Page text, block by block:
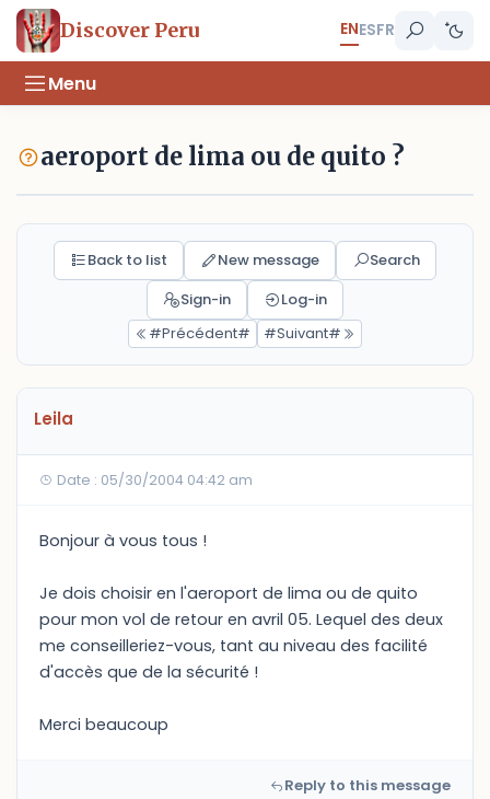
Discover Peru ENESFR
Menu
aeroport de lima ou de quito ?
Back to list New message
Search
Sign-in
Log-in
#Précédent#
#Suivant#
Leila
Date : 05/30/2004 04:42 am
Bonjour à vous tous !
Je dois choisir en l'aeroport de lima ou de quito
pour mon vol de retour en avril 05. Lequel des deux
me conseilleriez-vous, tant au niveau des facilité
d'accès que de la sécurité !
Merci beaucoup
Reply to this message